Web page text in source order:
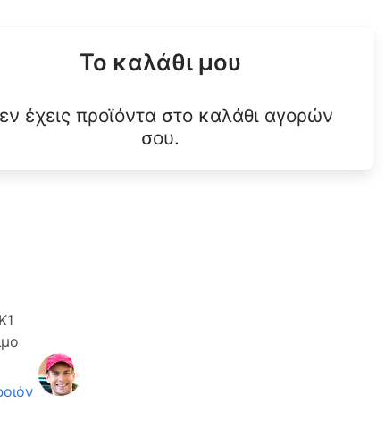
Το καλάθι μου
έχεις προϊόντα στο καλάθι αγορών
σου.